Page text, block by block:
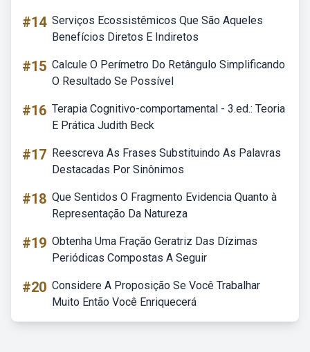
#14 Serviços Ecossistêmicos Que São Aqueles
Benefícios Diretos E Indiretos
#15 Calcule O Perímetro Do Retângulo Simplificando
O Resultado Se Possível
#16 Terapia Cognitivo-comportamental - 3.ed.: Teoria
E Prática Judith Beck
#17 Reescreva As Frases Substituindo As Palavras
Destacadas Por Sinônimos
#18 Que Sentidos O Fragmento Evidencia Quanto à
Representação Da Natureza
#19 Obtenha Uma Fração Geratriz Das Dízimas
Periódicas Compostas A Seguir
#20 Considere A Proposição Se Você Trabalhar
Muito Então Você Enriquecerá